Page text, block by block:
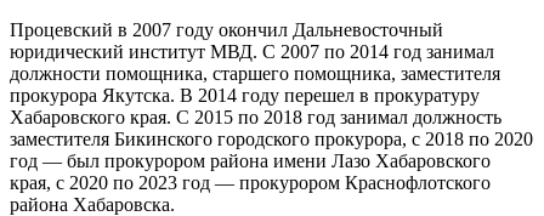
Процевский в 2007 году окончил Дальневосточный
юридический институт МВД. С 2007 по 2014 год занимал
должности помощника, старшего помощника, заместителя
прокурора Якутска. В 2014 году перешел в прокуратуру
Хабаровского края. С 2015 по 2018 год занимал должность
заместителя Бикинского городского прокурора, с 2018 по 2020
год — был прокурором района имени Лазо Хабаровского
края, с 2020 по 2023 год — прокурором Краснофлотского
района Хабаровска.